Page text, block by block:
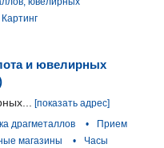
и ювелирных
[показать адрес]
драгметаллов •
Прием
магазины •
Часы